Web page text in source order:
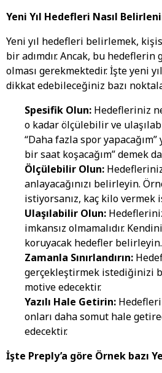
Yeni Yıl Hedefleri Nasıl
Yeni yıl hedefleri belirlemek,
bir adımdır. Ancak, bu
olması gerekmektedir. İşte yeni
dikkat edebileceğiniz bazı
Spesifik Olun: Hedefleriniz
o kadar ölçülebilir ve
“Daha fazla spor
bir saat koşacağım” demek
Ölçülebilir Olun:
anlayacağınızı belirleyin.
istiyorsanız, kaç kilo
Ulaşılabilir Olun:
imkansız olmamalıdır.
koruyacak hedefler belirleyin.
Zamanla Sınırlandırın:
gerçekleştirmek istediğinizi
motive edecektir.
Yazılı Hale Getirin:
onları daha somut hale
edecektir.
İşte Preply’a göre Örnek bazı